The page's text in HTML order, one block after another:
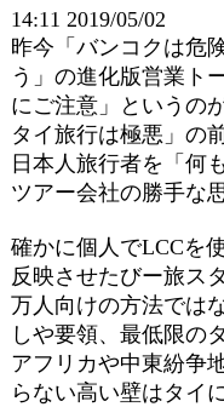
14:11 2019/05/02
昨今「バンコクは危
う」の進化版営業ト
にご注意」というの
タイ旅行は極悪」の
日本人旅行者を「何
ツアー会社の勝手な
確かに個人でLCCを
反映させたびー旅ス
万人向けの方法では
しや要領、最低限の
アフリカや中東紛争
らない高い壁はタイ